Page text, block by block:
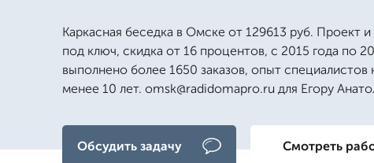
Каркасная беседка в Омске от 129613 руб. Проект
под ключ, скидка от 16 процентов, с 2015 года по
выполнено более 1650 заказов, опыт специалистов
менее 10 лет. omsk@radidomapro.ru для Егору
Обсудить задачу Смотреть